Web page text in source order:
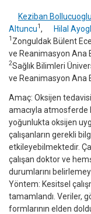
Keziban Bollucuoglu
Altuncu1 , Hilal
1 Zonguldak Bülent
ve Reanimasyon Ana
2Sağlık Bilimleri
ve Reanimasyon Ana
Amaç: Oksijen
amacıyla
yoğunlukta oksijen
çalışanların gerekli
etkileyebilmektedir.
çalışan doktor ve
durumlarını
Yöntem: Kesitsel
tamamlandı. Veriler,
formlarının elden